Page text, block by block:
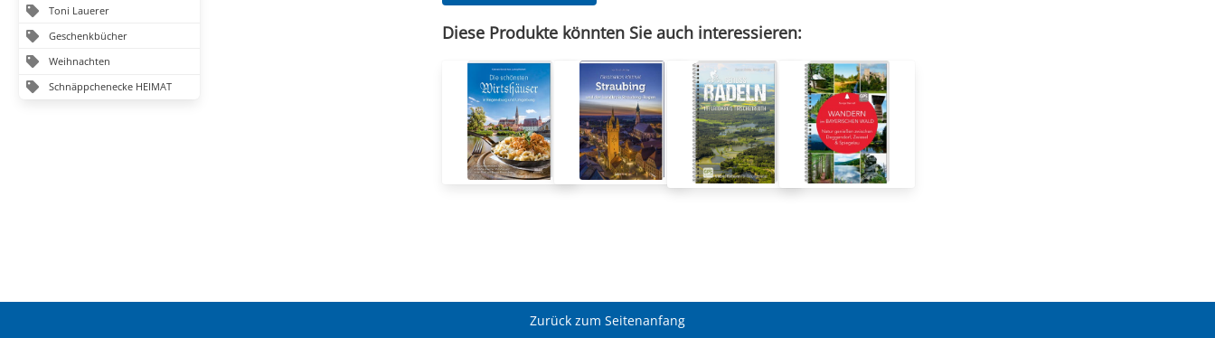
Toni Lauerer
Geschenkbücher
Weihnachten
Schnäppchenecke HEIMAT
Diese Produkte könnten Sie auch interessieren:
Zurück zum Seitenanfang